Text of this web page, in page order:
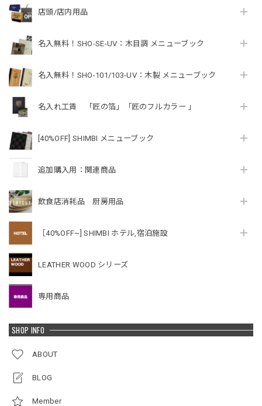
店頭/店内用品
名入無料！SHO-SE-UV：木目調 メニューブック
名入無料！SHO-101/103-UV：木製 メニューブック
名入れ工賃 「匠の箔」「匠のフルカラー 」
[40%OFF] SHIMBI メニューブック
追加購入用：関連商品
飲食店消耗品 厨房用品
［40%OFF~] SHIMBI ホテル,宿泊施設
LEATHER WOOD シリーズ
専用商品
SHOP INFO
ABOUT
BLOG
Member